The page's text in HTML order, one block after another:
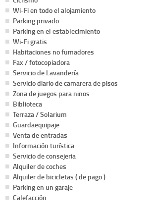
Wi-Fi en todo el alojamiento
Parking privado
Parking en el establecimiento
Wi-Fi gratis
Habitaciones no fumadores
Fax / fotocopiadora
Servicio de Lavandería
Servicio diario de camarera de pisos
Zona de juegos para ninos
Biblioteca
Terraza / Solarium
Guardaequipaje
Venta de entradas
Información turística
Servicio de consejeria
Alquiler de coches
Alquiler de bicicletas ( de pago )
Parking en un garaje
Calefacción